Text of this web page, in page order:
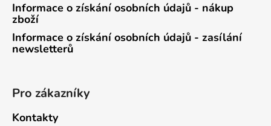
Informace o získání osobních údajů - nákup
zboží
Informace o získání osobních údajů - zasílání
newsletterů
Pro zákazníky
Kontakty